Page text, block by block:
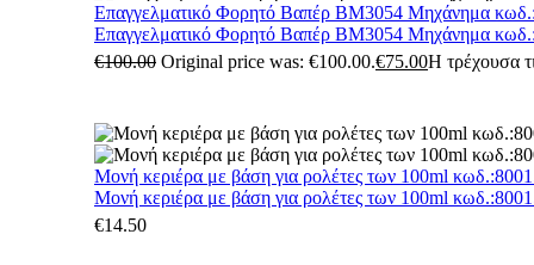
Επαγγελματικό Φορητό Βαπέρ BM3054 Μηχάνημα
Επαγγελματικό Φορητό Βαπέρ BM3054 Μηχάνημα
€100.00 Original price was: €100.00.€75.00Η τρέχουσα
Μονή κεριέρα με βάση για ρολέτες των 100ml
Μονή κεριέρα με βάση για ρολέτες των 100ml
€14.50